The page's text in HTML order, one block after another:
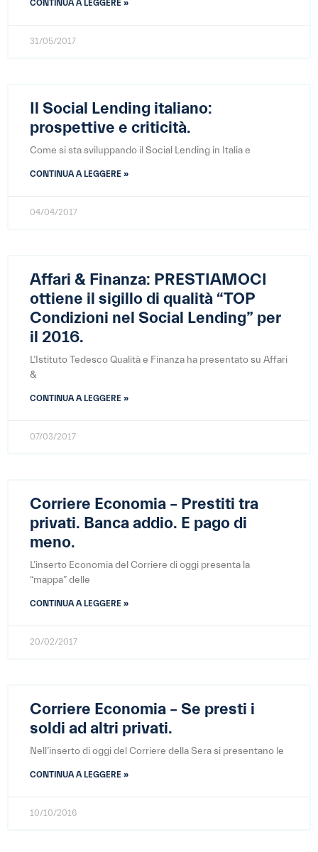
CONTINUA A LEGGERE »
31/05/2017
Il Social Lending italiano:
prospettive e criticità.
Come si sta sviluppando il Social Lending in Italia e
CONTINUA A LEGGERE »
04/04/2017
Affari & Finanza: PRESTIAMOCI
ottiene il sigillo di qualità “TOP
Condizioni nel Social Lending” per
il 2016.
L’Istituto Tedesco Qualità e Finanza ha presentato su Affari
&
CONTINUA A LEGGERE »
07/03/2017
Corriere Economia – Prestiti tra
privati. Banca addio. E pago di
meno.
L’inserto Economia del Corriere di oggi presenta la
“mappa” delle
CONTINUA A LEGGERE »
20/02/2017
Corriere Economia – Se presti i
soldi ad altri privati.
Nell’inserto di oggi del Corriere della Sera si presentano le
CONTINUA A LEGGERE »
10/10/2016